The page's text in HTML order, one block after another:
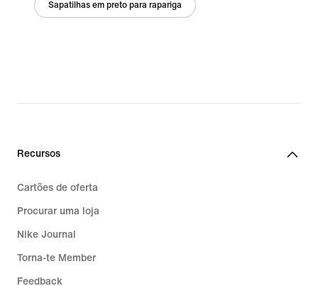
Sapatilhas em preto para rapariga
Recursos
Cartões de oferta
Procurar uma loja
Nike Journal
Torna-te Member
Feedback